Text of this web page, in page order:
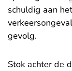
schuldig aan
gevolg.
Stok achter de